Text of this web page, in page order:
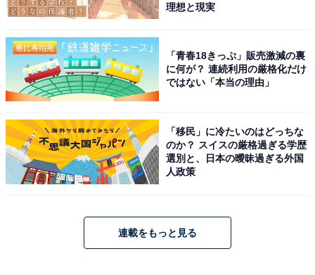
こちらもおすすめ
日帰りでいきたい「兵庫県（淡路島・瀬戸内海
エリア）の温泉地」ランキング！ 2位「南あわ
じ温泉郷」、1位は？
理想と現実
「青春18きっぷ」販売激減の裏
に何が？ 連続利用の厳格化だけ
ではない「本当の理由」
「移民」に冷たいのはどっちな
のか？ スイスの厳格過ぎる学歴
選別と、日本の曖昧過ぎる外国
人政策
連載をもっと見る